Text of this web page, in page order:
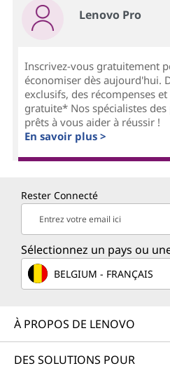
Lenovo Pro
Inscrivez-vous gratuitement
économiser dès aujourd'hui.
exclusifs, des récompenses
gratuite* Nos spécialistes
prêts à vous aider à réussir !
En savoir plus >
Rester Connecté
Entrez votre email ici
Sélectionnez un pays ou
BELGIUM - FRANÇAIS
À PROPOS DE LENOVO
DES SOLUTIONS POUR